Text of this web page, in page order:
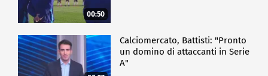
00:50
Calciomercato, Battisti: "Pronto
un domino di attaccanti in Serie
A"